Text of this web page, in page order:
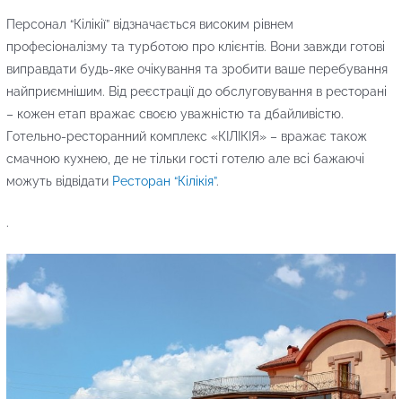
Персонал “Кілікії” відзначається високим рівнем
професіоналізму та турботою про клієнтів. Вони завжди готові
виправдати будь-яке очікування та зробити ваше перебування
найприємнішим. Від реєстрації до обслуговування в ресторані
– кожен етап вражає своєю уважністю та дбайливістю.
Готельно-ресторанний комплекс «КІЛІКІЯ» – вражає також
смачною кухнею, де не тільки гості готелю але всі бажаючі
можуть відвідати Ресторан “Кілікія”.
.